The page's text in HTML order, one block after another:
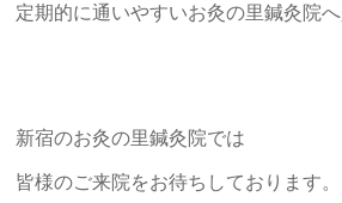
定期的に通いやすいお灸の里鍼灸院へ
新宿のお灸の里鍼灸院では
皆様のご来院をお待ちしております。